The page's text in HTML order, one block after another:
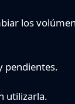
los
pendientes.
utilizarla.